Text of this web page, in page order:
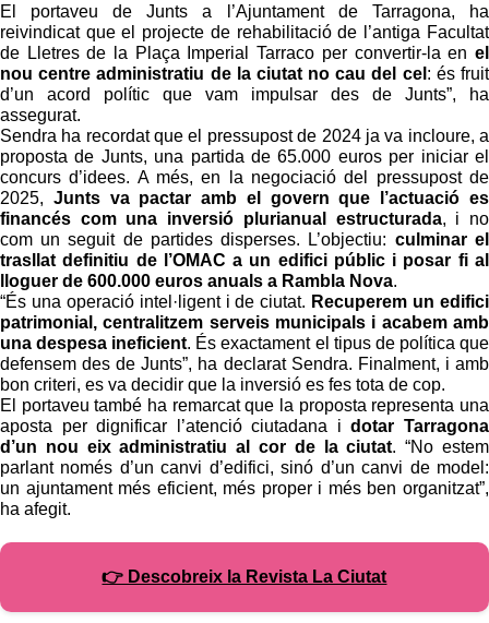
El portaveu de Junts a l’Ajuntament de Tarragona, ha
reivindicat que el projecte de rehabilitació de l’antiga Facultat
de Lletres de la Plaça Imperial Tarraco per convertir-la en el
nou centre administratiu de la ciutat no cau del cel : és fruit
d’un acord polític que vam impulsar des de Junts”, ha
assegurat.
Sendra ha recordat que el pressupost de 2024 ja va incloure, a
proposta de Junts, una partida de 65.000 euros per iniciar el
concurs d’idees. A més, en la negociació del pressupost de
2025, Junts va pactar amb el govern que l’actuació es
financés com una inversió plurianual estructurada, i no
com un seguit de partides disperses. L’objectiu: culminar el
trasllat definitiu de l’OMAC a un edifici públic i posar fi al
lloguer de 600.000 euros anuals a Rambla Nova.
“És una operació intel·ligent i de ciutat. Recuperem un edifici
patrimonial, centralitzem serveis municipals i acabem amb
una despesa ineficient. És exactament el tipus de política que
defensem des de Junts”, ha declarat Sendra. Finalment, i amb
bon criteri, es va decidir que la inversió es fes tota de cop.
El portaveu també ha remarcat que la proposta representa una
aposta per dignificar l’atenció ciutadana idotar Tarragona
d’un nou eix administratiu al cor de la ciutat. “No estem
parlant només d’un canvi d’edifici, sinó d’un canvi de model:
un ajuntament més eficient, més proper i més ben organitzat”,
ha afegit.
👉 Descobreix la Revista La Ciutat